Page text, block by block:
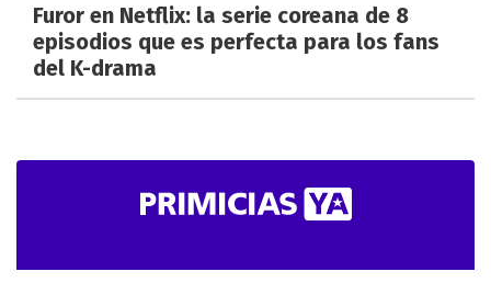
Furor en Netflix: la serie coreana de 8
episodios que es perfecta para los fans
del K-drama